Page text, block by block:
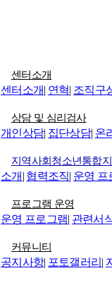
센터소개
센터소개| 연혁| 조직구
상담 및 심리검사
개인상담| 집단상담| 온
지역사회청소년통합
소개 | 협력조직| 운영 프
프로그램 운영
운영 프로그램| 관련서
커뮤니티
공지사항| 포토갤러리 |